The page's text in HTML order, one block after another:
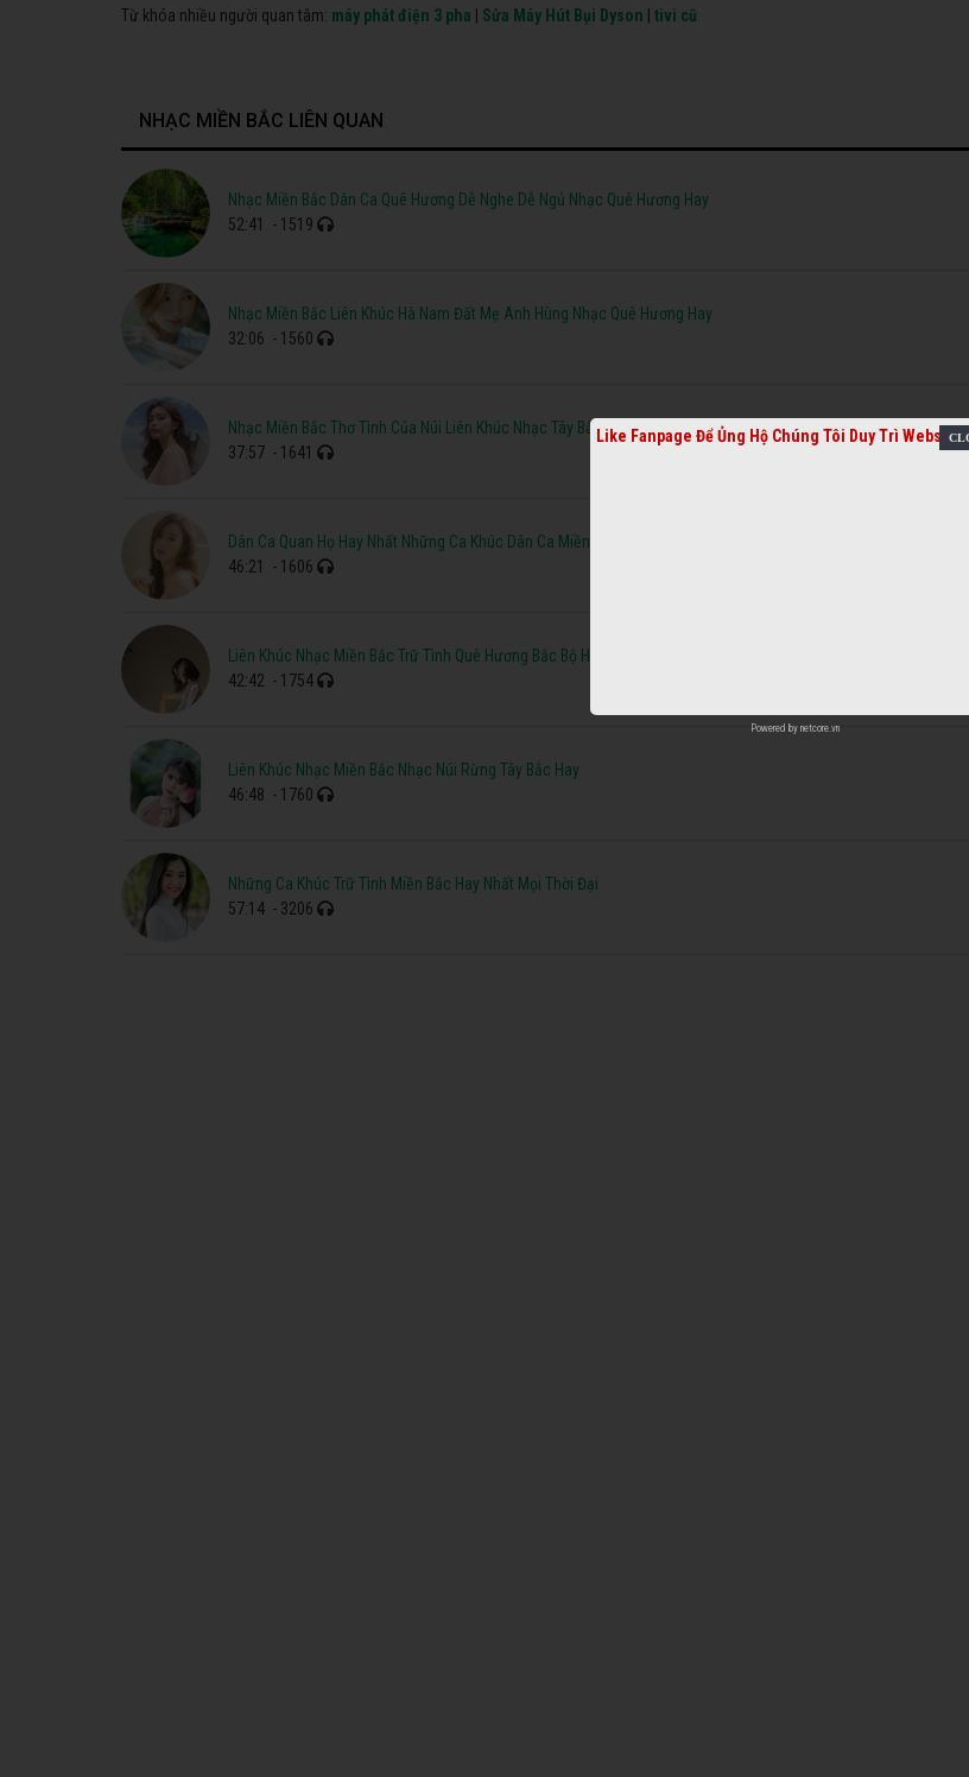
Từ khóa nhiều người quan tâm: máy phát điện 3 pha Sửa Máy Hút Bụi Dyson tivi cũ
NHẠC MIỀN BẮC LIÊN QUAN
Nhạc Miền Bắc Dân Ca Quê Hương Dễ Nghe Dễ Ngủ Nhạc Quê Hương Hay
52:41
- 1519
Nhạc Miền Bắc Liên Khúc Hà Nam Đất Mẹ Anh Hùng Nhạc Quê Hương Hay
32:06 - 1560
Nhạc Miền Bắc Thơ Tình Của Núi Liên Khúc Nhạc Tây Bắc Chọn Lọc Hay
37:57 - 1641
Dân Ca Quan Họ Hay Nhất Những Ca Khúc Dân Ca Miền Bắc Đặc Sắc Mới Nhất
46:21
- 1606
Liên Khúc Nhạc Miền Bắc Trữ Tình Quê Hương Bắc Bộ Hay Nhất
42:42 - 1754
Liên Khúc Nhạc Miền Bắc Nhạc Núi Rừng Tây Bắc Hay
46:48 - 1760
Những Ca Khúc Trữ Tình Miền Bắc Hay Nhất Mọi Thời Đại
57:14 - 3206
Like Fanpage Để Ủng Hộ Chúng Tôi Duy Trì Website
Powered by netcore.vn